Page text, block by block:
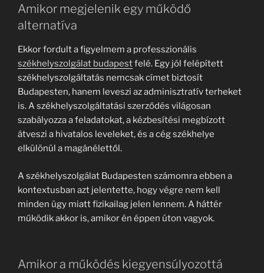
Amikor megjelenik egy működő
alternatíva
Ekkor fordult a figyelmem a professzionális
székhelyszolgálat budapestfelé. Egy jól felépített
székhelyszolgáltatás nemcsak címet biztosít
Budapesten, hanem leveszi az adminisztratív terheket
is. A székhelyszolgáltatási szerződés világosan
szabályozza a feladatokat, a kézbesítési megbízott
átveszi a hivatalos leveleket, és a cég székhelye
elkülönül a magánélettől.
A székhelyszolgálat Budapesten számomra ebben a
kontextusban azt jelentette, hogy végre nem kell
minden ügy miatt fizikailag jelen lennem. A háttér
működik akkor is, amikor én éppen úton vagyok.
Amikor a működés kiegyensúlyozottá